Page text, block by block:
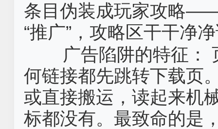
条目伪装成玩家攻略——
“推广”，攻略区干干净
广告陷阱的特征：‌
何链接都先跳转下载页
或直接搬运，读起来机
标都没有。最致命的是